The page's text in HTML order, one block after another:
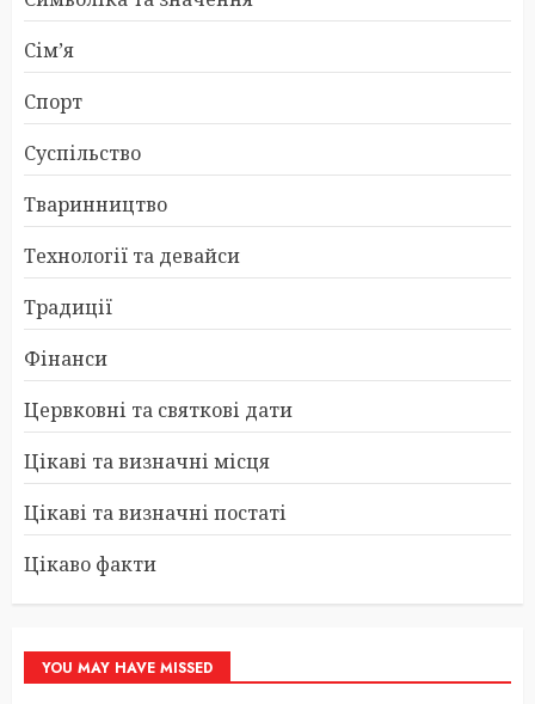
Сім’я
Спорт
Суспільство
Тваринництво
Технології та девайси
Традиції
Фінанси
Цервковні та святкові дати
Цікаві та визначні місця
Цікаві та визначні постаті
Цікаво факти
YOU MAY HAVE MISSED